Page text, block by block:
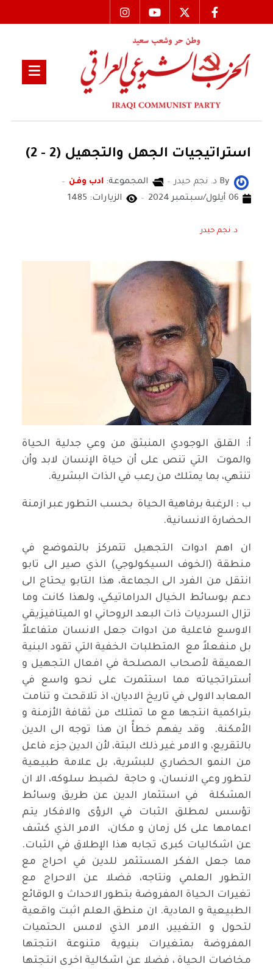
استراتيجيات الجهل والتجهيل (2 - 2)
By د. نجم حيدر المجموعة: ادب وفن
06 أيلول/سبتمبر 2024
الزيارات: 1485
د. نجم حيدر
أ: القلق الوجودي المنبثق من وعي جدلية الحياة
والموت التي تنص على أن حياة الإنسان لابد وأن
تنتهي، بما يمتلك من رعب في الذات البشرية.
ب : الرغبة برفاهية الحياة بحسب التطور عبر ازمنة
الحضارة الانسانية.
ان اهم ادوات التجهيل تتمركز بالتموضع في
منطقة (الخوف السيكولوجي) الذي صير الى تابو
انتقل من الفرد الى الجماعة، هذا التابو يحتاج الى
دعم بوسائط الخيال الدراماتيكي، ولهذا كانت وما
تزال السرديات ذات البعد الروحاني او الميتافيزيقي
الاوسع فاعلية من ادوات جعل الانسان متفاعلاً
بل منفعلاً مع المتطلبات الخفية التي تقود البنية
العميقة لأصحاب المصلحة في افعال التجهيل و
أستراتجياته مما استثمرت على نحو واسع في
المعابد الاولى في تاريخ الاديان، اذ تلاقحت و تنامت
بتراكمية انتجها مع ما تمتلك من ثقافة الأزمنة و
الأمكنة. وقد يفهم خطأً ان هذا توجه الى الدين
بالتقريع، و الامر غير ذلك البتة، لأن الدين جزء فاعل
من النمو الحضاري للبشرية، بل علامة طبيعية
لتطور وعي الانسان، و حاجة لضبط سلوكه، الا ان
المشكلة في استثمار الدين عن طريق وسائط
تؤسس لمطلق الثبات في الرؤى والافكار يتم
اعمامها على كل زمان و مكان، الامر الذي كشف
عن اشكاليات كبرى تجابه هذا الإطلاق في الثبات.
مما جعل الفكر المستثمر للدين في احراج مع
التطور العلمي ونتاجه، فضلا عن الاحراج مع
تغيرات الحياة المفروضة بتطور الاحداث و الوقائع
الطبيعية و المادية. ان منطق العلم اثبت واقعية
لتحول و التغيير، الامر الذي لامس الحتميات
المفروضة بمتغيرات بنيوية متنوعة انتجتها
مخاضات الحياة ، فضلا عن اشكالية اخرى انتجتها